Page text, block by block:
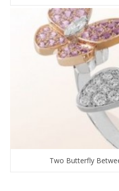
Two Butterfly